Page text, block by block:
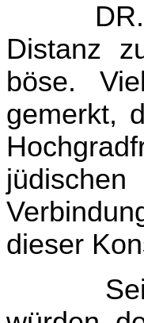
Distanz
böse.
gemerkt,
dieser